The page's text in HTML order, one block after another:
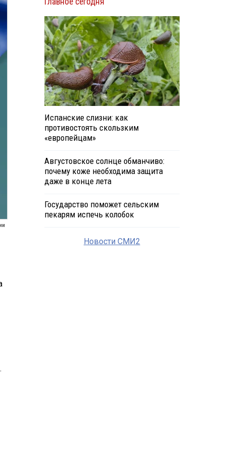
Испанские слизни: как
противостоять скользким
«европейцам»
Августовское солнце обманчиво:
почему коже необходима защита
даже в конце лета
Государство поможет сельским
пекарям испечь колобок
Новости СМИ2